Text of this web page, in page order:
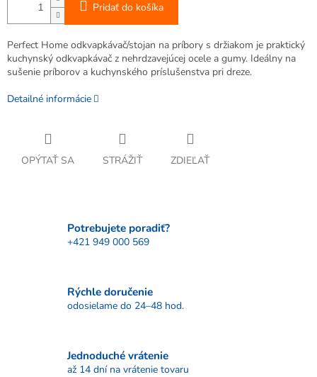
Pridať do košíka
Perfect Home odkvapkávač/stojan na príbory s držiakom je praktický
kuchynský odkvapkávač z nehrdzavejúcej ocele a gumy. Ideálny na
sušenie príborov a kuchynského príslušenstva pri dreze.
Detailné informácie
OPÝTAŤ SA STRÁŽIŤ ZDIEĽAŤ
Potrebujete poradiť?
+421 949 000 569
Rýchle doručenie
odosielame do 24–48 hod.
Jednoduché vrátenie
až 14 dní na vrátenie tovaru